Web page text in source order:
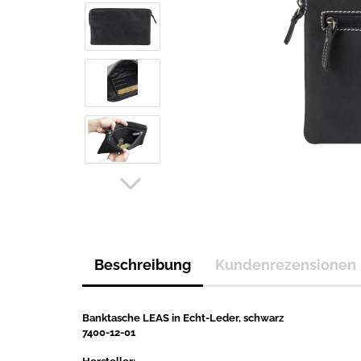
Beschreibung Kundenrezensionen
Banktasche LEAS in Echt-Leder, schwarz
7400-12-01